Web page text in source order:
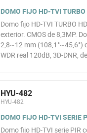
DOMO FIJO HD-TVI TURBO
Domo fijo HD-TVI TURBO
exterior. CMOS de 8,3MP.
2,8~12 mm (108,1°~45,6°)
WDR real 120dB, 3D-DNR,
HYU-482
HYU-482
DOMO FIJO HD-TVI SERIE
Domo fijo HD-TVI serie PIR